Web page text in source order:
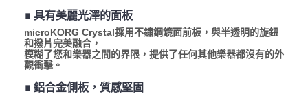
∎ 具有美麗光澤的面板
microKORG Crystal採用不鏽鋼鏡面前板，與半透明的旋鈕
和撥片完美融合，
模糊了您和樂器之間的界限，提供了任何其他樂器都沒有的外
觀衝擊。
∎ 鋁合金側板，質感堅固